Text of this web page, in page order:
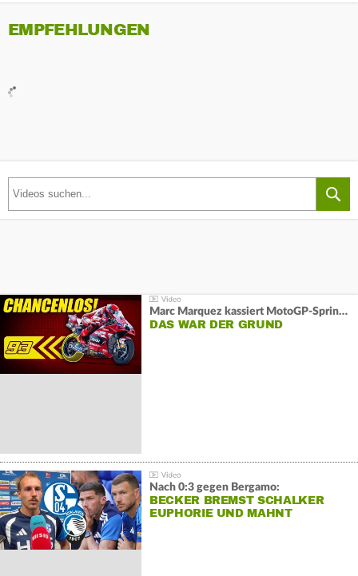
EMPFEHLUNGEN
Marc Marquez kassiert MotoGP-Sprint-Schlappe:
DAS WAR DER GRUND
Nach 0:3 gegen Bergamo:
BECKER BREMST SCHALKER
EUPHORIE UND MAHNT